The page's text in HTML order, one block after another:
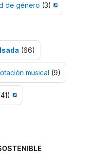
de género (3)
(66)
musical (9)